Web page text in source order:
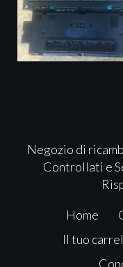
Negozio di
Controllati e
Home
Il tuo